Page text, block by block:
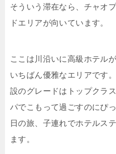
そういう滞在なら、チャオ
ドエリアが向いています。
ここは川沿いに高級ホテル
いちばん優雅なエリアです
設のグレードはトップクラ
パでこもって過ごすのにぴ
日の旅、子連れでホテルス
ます。